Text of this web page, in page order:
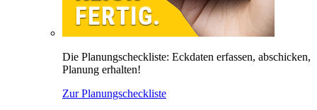
Die Planungscheckliste: Eckdaten erfassen, abschicken,
Planung erhalten!
Zur Planungscheckliste